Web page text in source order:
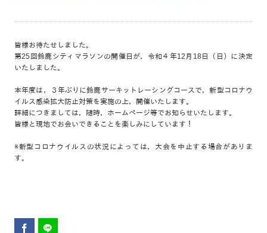
皆様お待たせしました。
第25回鈴鹿シティマラソンの開催日が，令和４年12月18日（日）に決定
いたしました。
本年度は，３年ぶりに鈴鹿サーキットレーシングコースで，新型コロナウ
イルス感染拡大防止対策を実施の上，開催いたします。
詳細につきましては，随時，ホームページ等でお知らせいたします。
皆様と現地でお会いできることを楽しみにしています！
※新型コロナウイルスの状況によっては，大会を中止する場合がありま
す。